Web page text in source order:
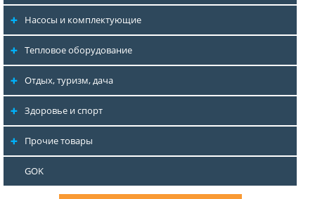
Насосы и комплектующие
Тепловое оборудование
Отдых, туризм, дача
Здоровье и спорт
Прочие товары
GOK